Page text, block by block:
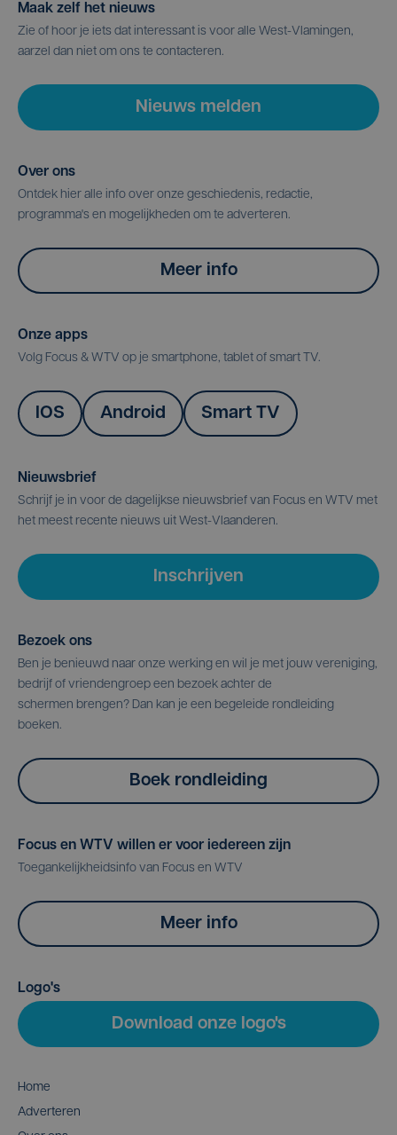
Maak zelf het nieuws
Zie of hoor je iets dat interessant is voor alle West-Vlamingen,
aarzel dan niet om ons te contacteren.
Nieuws melden
Over ons
Ontdek hier alle info over onze geschiedenis, redactie,
programma's en mogelijkheden om te adverteren.
Meer info
Onze apps
Volg Focus & WTV op je smartphone, tablet of smart TV.
IOS Android Smart TV
Nieuwsbrief
Schrijf je in voor de dagelijkse nieuwsbrief van Focus en WTV met
het meest recente nieuws uit West-Vlaanderen.
Inschrijven
Bezoek ons
Ben je benieuwd naar onze werking en wil je met jouw vereniging,
bedrijf of vriendengroep een bezoek achter de
schermen brengen? Dan kan je een begeleide rondleiding
boeken.
Boek rondleiding
Focus en WTV willen er voor iedereen zijn
Toegankelijkheidsinfo van Focus en WTV
Meer info
Logo's
Download onze logo's
Home
Adverteren